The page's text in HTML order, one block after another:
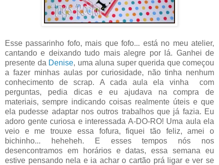
Esse passarinho fofo, mais que fofo... está no meu atelier,
cantando e deixando tudo mais alegre por lá. Ganhei de
presente da Denise, uma aluna super querida que começou
a fazer minhas aulas por curiosidade, não tinha nenhum
conhecimento de scrap. A cada aula ela vinha com
perguntas, pedia dicas e eu ajudava na compra de
materiais, sempre indicando coisas realmente úteis e que
ela pudesse adaptar nos outros trabalhos que já fazia. Eu
adoro gente curiosa e interessada A-DO-RO! Uma aula ela
veio e me trouxe essa fofura, fiquei tão feliz, amei o
bichinho... heheheh. E esses tempos nós nos
desencontramos em horários e datas, essa semana eu
estive pensando nela e ia achar o cartão prá ligar e ver se